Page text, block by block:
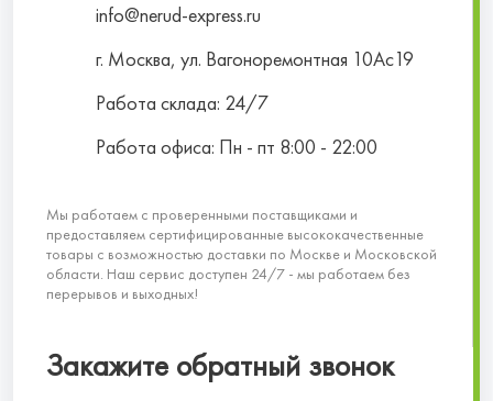
info@nerud-express.ru
г. Москва, ул. Вагоноремонтная 10Ас19
Работа склада: 24/7
Работа офиса: Пн - пт 8:00 - 22:00
Мы работаем с проверенными поставщиками и
предоставляем сертифицированные высококачественные
товары с возможностью доставки по Москве и Московской
области. Наш сервис доступен 24/7 - мы работаем без
перерывов и выходных!
Закажите обратный звонок